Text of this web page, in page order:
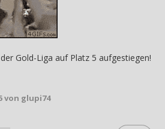
Gold-Liga auf Platz 5 aufgestiegen!
von glupi74